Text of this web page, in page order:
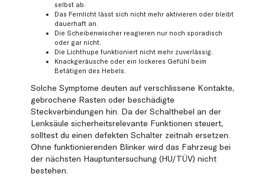
selbst ab.
Das Fernlicht lässt sich nicht mehr aktivieren oder bleibt
dauerhaft an.
Die Scheibenwischer reagieren nur noch sporadisch
oder gar nicht.
Die Lichthupe funktioniert nicht mehr zuverlässig.
Knackgeräusche oder ein lockeres Gefühl beim
Betätigen des Hebels.
Solche Symptome deuten auf verschlissene Kontakte,
gebrochene Rasten oder beschädigte
Steckverbindungen hin. Da der Schalthebel an der
Lenksäule sicherheitsrelevante Funktionen steuert,
solltest du einen defekten Schalter zeitnah ersetzen.
Ohne funktionierenden Blinker wird das Fahrzeug bei
der nächsten Hauptuntersuchung (HU/TÜV) nicht
bestehen.